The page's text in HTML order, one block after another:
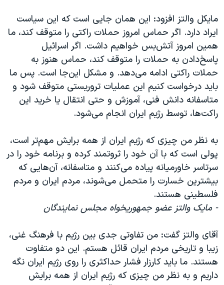
مایکل والتز افزود: این همان جایی است که این سیاست
ایراد دارد. اگر حماس امروز حملات راکتی را متوقف کند، ما
همین امروز آتش‌بس خواهیم داشت. اگر اسرائیل
پاسخ‌دادن به حملات را متوقف کند، حماس هنوز به
حملات راکتی ادامه می‌دهد. و مشکل این‌جا است. پس ما
باید درخواست کنیم این عملیات تروریستی متوقف شود و
متاسفانه دانش فنی، آموزش و حتی انتقال یا خرید این
راکت‌ها، توسط رژیم ایران انجام می‌شود.
به نظر من چیزی که رژیم ایران از همه برایش مهم‌تر است،
پولی است که با آن خود را ثروتمند کرده و برنامه خود را در
سرتاسر خاورمیانه پیاده می‌کنند و متاسفانه، آن‌هایی که
بیشترین خسارت را متحمل می‌شوند، مردم ایران و مردم
فلسطینی هستند.
- مایک والتز عضو جمهوریخواه مجلس نمایندگان
آقای والتز گفت: من تفاوتی جدی بین رژیم با فرهنگ غنی،
زیبا و تاریخی مردم ایران قائل هستم. این دو متفاوت
هستند. ما باید کارزار فشار حداکثری را روی رژیم ایران نگه
داریم و به نظر من چیزی که رژیم ایران از همه برایش